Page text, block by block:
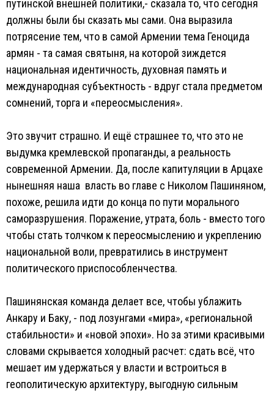
путинской внешней политики,- сказала то, что сегодня
должны были бы сказать мы сами. Она выразила
потрясение тем, что в самой Армении тема Геноцида
армян - та самая святыня, на которой зиждется
национальная идентичность, духовная память и
международная субъектность - вдруг стала предметом
сомнений, торга и «переосмысления».
Это звучит страшно. И ещё страшнее то, что это не
выдумка кремлевской пропаганды, а реальность
современной Армении. Да, после капитуляции в Арцахе
нынешняя наша власть во главе с Николом Пашиняном,
похоже, решила идти до конца по пути морального
саморазрушения. Поражение, утрата, боль - вместо того
чтобы стать толчком к переосмыслению и укреплению
национальной воли, превратились в инструмент
политического приспособленчества.
Пашинянская команда делает все, чтобы ублажить
Анкару и Баку, - под лозунгами «мира», «региональной
стабильности» и «новой эпохи». Но за этими красивыми
словами скрывается холодный расчет: сдать всё, что
мешает им удержаться у власти и встроиться в
геополитическую архитектуру, выгодную сильным